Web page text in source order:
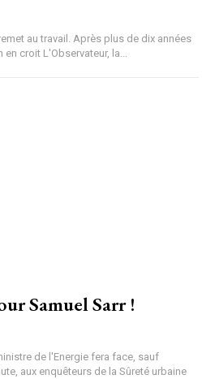
au travail. Après plus de dix années
croit L'Observateur, la...
Samuel Sarr !
de l'Energie fera face, sauf
aux enquêteurs de la Sûreté urbaine